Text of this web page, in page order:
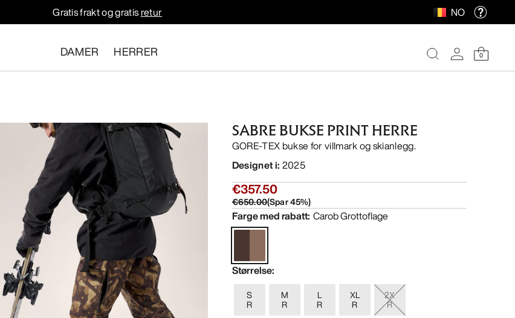
Gratis frakt og gratisretur NO
DAMER HERRER 0
SABRE BUKSE PRINT HERRE
GORE-TEX bukse for villmark og skianlegg.
Designet i: 2025
€357.50
€650.00(Spar45%)
Farge med rabatt: Carob Grottoflage
Størrelse:
S
R
M
R
L
R
XL
R
2X
R